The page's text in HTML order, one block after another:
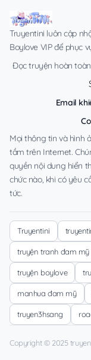
Truyentini luôn cập
Boylove VIP để phục
Đọc truyện hoàn
Email
Mọi thông tin và hình
tầm trên Internet.
quyền nội dung hiển
chức nào, khi có yêu
tức.
Truyentini
truyện tranh đam mỹ
truyện boylove
manhua đam mỹ
truyen3hsang
Copyright © 2025